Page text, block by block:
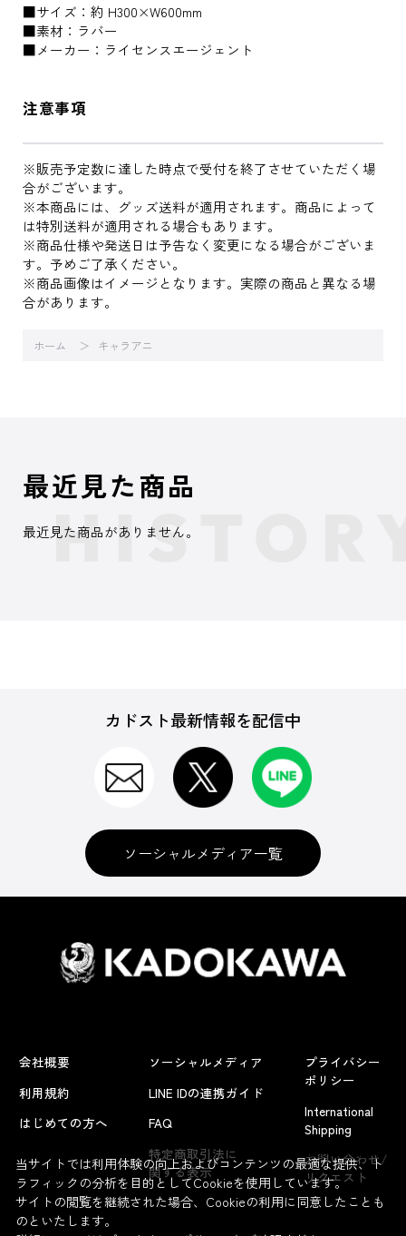
■サイズ：約 H300×W600mm
■素材：ラバー
■メーカー：ライセンスエージェント
注意事項
※販売予定数に達した時点で受付を終了させていただく場
合がございます。
※本商品には、グッズ送料が適用されます。商品によって
は特別送料が適用される場合もあります。
※商品仕様や発送日は予告なく変更になる場合がございま
す。予めご了承ください。
※商品画像はイメージとなります。実際の商品と異なる場
合があります。
ホーム キャラアニ
よくあるお問い合わせ
最近見た商品
最近見た商品がありません。
カドスト最新情報を配信中
ソーシャルメディア一覧
会社概要
利用規約
はじめての方へ
ソーシャルメディア
LINE IDの連携ガイド
FAQ
特定商取引法に
関する表示
プライバシー
ポリシー
International
Shipping
お問い合わせ/
リクエスト
当サイトでは利用体験の向上およびコンテンツの最適な提供、ト
ラフィックの分析を目的としてCookieを使用しています。
サイトの閲覧を継続された場合、Cookieの利用に同意したことも
のといたします。